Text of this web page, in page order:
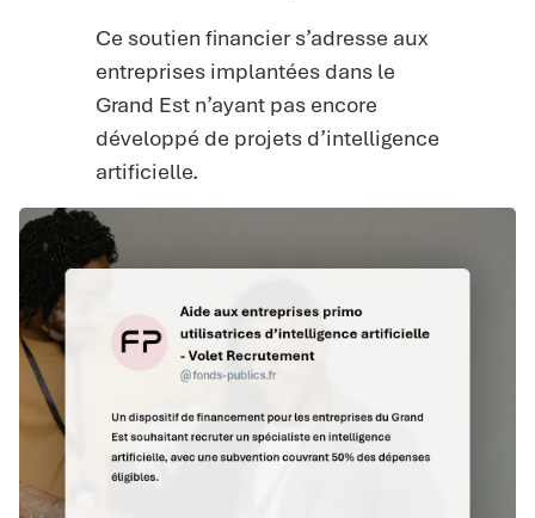
Ce soutien financier s’adresse aux
entreprises implantées dans le
Grand Est n’ayant pas encore
développé de projets d’intelligence
artificielle.